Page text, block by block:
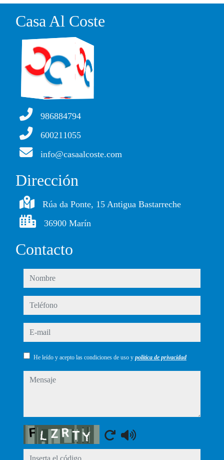
Casa Al Coste
986884794
600211055
info@casaalcoste.com
Dirección
Rúa da Ponte, 15 Antigua Bastarreche
36900 Marín
Contacto
nombre
teléfono
e-mail
He leído y acepto las condiciones de uso y política de privacidad
mensaje
Captcha